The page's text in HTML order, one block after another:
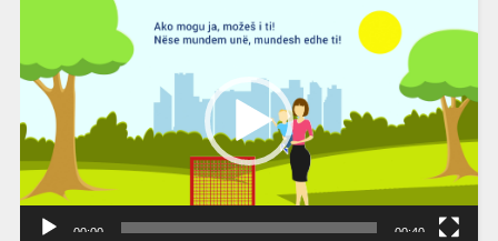
00:00 00:40